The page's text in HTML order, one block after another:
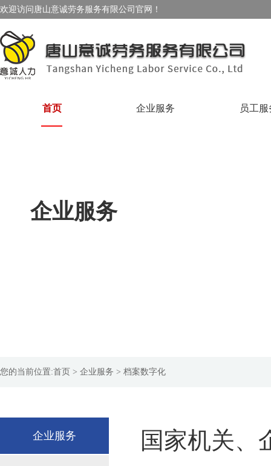
欢迎访问唐山意诚劳务服务有限公司官网！
首页 企业服务 员工服
企业服务
您的当前位置:首页 > 企业服务 > 档案数字化
企业服务
国家机关、